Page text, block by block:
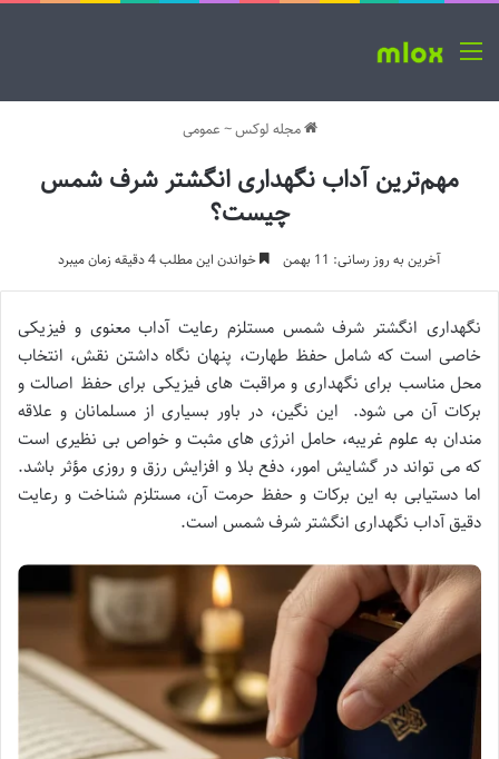
منو
مجله لوکس~ عمومی
مهم‌ترین آداب نگهداری انگشتر شرف شمس
چیست؟
آخرین به روز رسانی: 11 بهمن خواندن این مطلب 4 دقیقه زمان میبرد
نگهداری انگشتر شرف شمس مستلزم رعایت آداب معنوی و فیزیکی
خاصی است که شامل حفظ طهارت، پنهان نگاه داشتن نقش، انتخاب
محل مناسب برای نگهداری و مراقبت های فیزیکی برای حفظ اصالت و
برکات آن می شود. این نگین، در باور بسیاری از مسلمانان و علاقه
مندان به علوم غریبه، حامل انرژی های مثبت و خواص بی نظیری است
که می تواند در گشایش امور، دفع بلا و افزایش رزق و روزی مؤثر باشد.
اما دستیابی به این برکات و حفظ حرمت آن، مستلزم شناخت و رعایت
دقیق آداب نگهداری انگشتر شرف شمس است.